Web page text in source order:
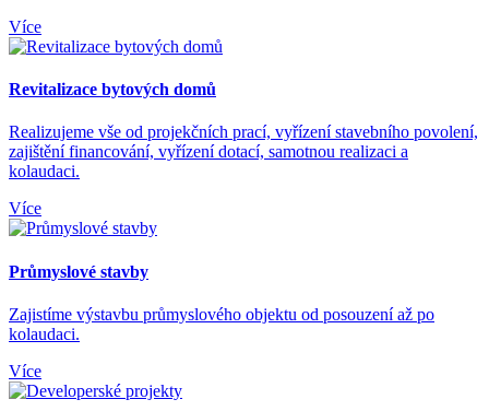
Více
Revitalizace bytových domů
Realizujeme vše od projekčních prací, vyřízení stavebního povolení,
zajištění financování, vyřízení dotací, samotnou realizaci a
kolaudaci.
Více
Průmyslové stavby
Zajistíme výstavbu průmyslového objektu od posouzení až po
kolaudaci.
Více